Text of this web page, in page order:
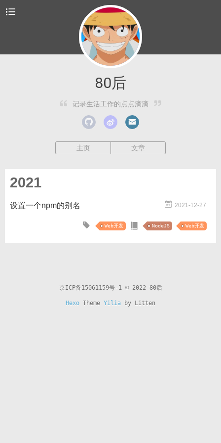
80后
记录生活工作的点点滴滴
主页 文章
2021
2021-12-27
设置一个npm的别名
Web开发 NodeJS Web开发
京ICP备15061159号-1© 2022 80后
Hexo Theme Yilia by Litten